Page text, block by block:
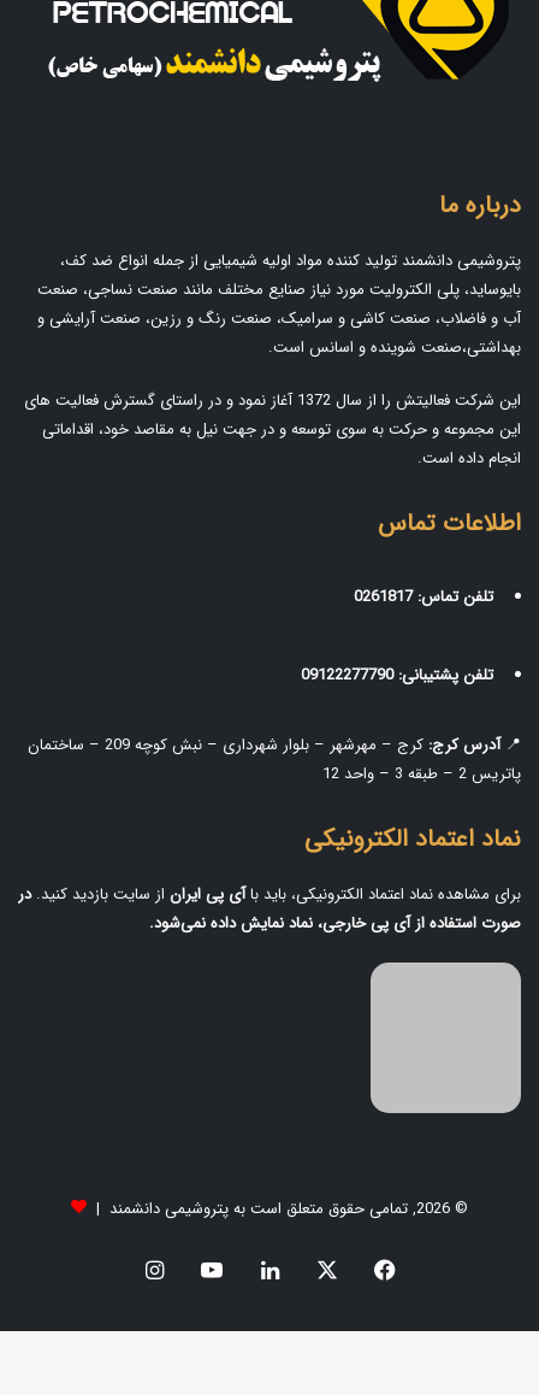
درباره ما
پتروشیمی دانشمند تولید کننده مواد اولیه شیمیایی از جمله انواع ضد کف،
بایوساید، پلی الکترولیت مورد نیاز صنایع مختلف مانند صنعت نساجی، صنعت
آب و فاضلاب، صنعت کاشی و سرامیک، صنعت رنگ و رزین، صنعت آرایشی و
بهداشتی،صنعت شوینده و اسانس است.
این شرکت فعالیتش را از سال 1372 آغاز نمود و در راستای گسترش فعالیت های
این مجموعه و حرکت به سوی توسعه و در جهت نیل به مقاصد خود، اقداماتی
انجام داده است.
اطلاعات تماس
تلفن تماس: 0261817
تلفن پشتیبانی: 09122277790
📍آدرس کرج:
کرج – مهرشهر – بلوار شهرداری – نبش کوچه 209 – ساختمان
پاتریس 2 – طبقه 3 – واحد 12
نماد اعتماد الکترونیکی
برای مشاهده نماد اعتماد الکترونیکی، باید باآی‌ پی ایران از سایت بازدید کنید.در
صورت استفاده از آی‌ پی خارجی، نماد نمایش داده نمی‌شود.
© 2026, تمامی حقوق متعلق است به پتروشیمی دانشمند |